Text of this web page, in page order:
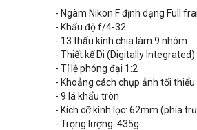
- Ngàm Nikon F định dạng Full
- Khẩu độ f/4-32
- 13 thấu kính chia làm 9 nhóm
- Thiết kế Di (Digitally Integrated)
- Tỉ lệ phóng đại 1:2
- Khoảng cách chụp ảnh tối
- 9 lá khẩu tròn
- Kích cỡ kính lọc: 62mm (phía
- Trọng lượng: 435g